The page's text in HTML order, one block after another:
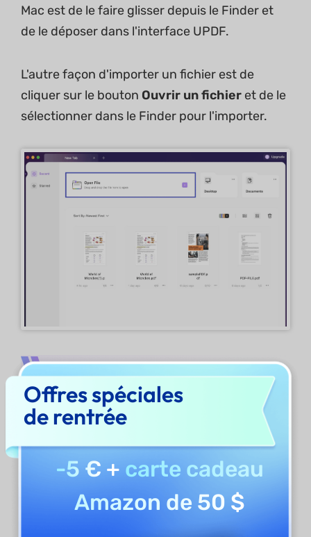
Mac est de le faire glisser depuis le Finder et
de le déposer dans l'interface UPDF.
L'autre façon d'importer un fichier est de
cliquer sur le bouton Ouvrir un fichier et de le
sélectionner dans le Finder pour l'importer.
Comment ouvrir un PDF
verrouillé?
Si vous tentez d'ouvrir un fichier PDF avec un
mot de passe, UPDF vous invite à le saisir.
Saisissez le mot de passe pour obtenir l'accès
et ouvrir le document PDF.
Offres spéciales
de rentrée
-5 € + carte cadeau
Amazon de 50 $